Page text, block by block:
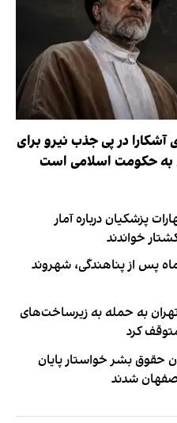
آشکارا در پی جذب نیرو برای
به حکومت اسلامی است
پزشکیان درباره آمار
خواندند
فوتبالیست زن ایرانی ۵ ماه پس از پناهندگی، شهروند
به حمله به زیرساخت‌های
کرد
حقوق بشر خواستار پایان
شدند